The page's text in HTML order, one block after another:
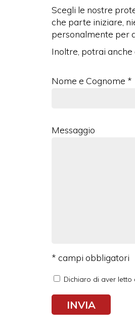
Scegli le nostre
che parte iniziare,
personalmente per
Inoltre, potrai
Nome e Cognome *
Messaggio
* campi obbligatori
Dichiaro di aver letto